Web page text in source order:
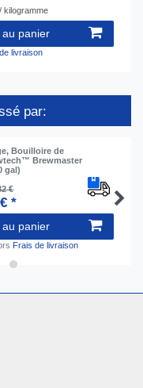
kilogramme
panier
livraison
par:
Bouilloire de
Brewmaster
gal)
€
*
panier
Frais de livraison